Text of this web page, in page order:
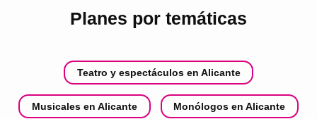
Planes por temáticas
Teatro y espectáculos en Alicante
Musicales en Alicante Monólogos en Alicante